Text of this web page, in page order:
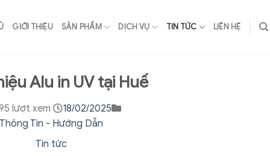
GIỚI THIỆU SẢN PHẨM DỊCH VỤ TIN TỨC LIÊN HỆ
Alu in UV tại Huế
lượt xem
18/02/2025
Thông Tin - Hướng Dẫn
Tin tức